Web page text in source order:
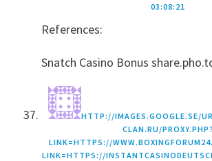
03:08:21
References:
Snatch Casino Bonus
HTTP://IMAGES.GOOGLE.SE/
CLAN.RU/PROXY.PHP?
LINK=HTTPS://
LINK=HTTPS://